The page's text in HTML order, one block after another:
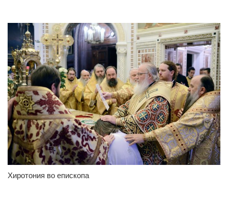
Хиротония во епископа